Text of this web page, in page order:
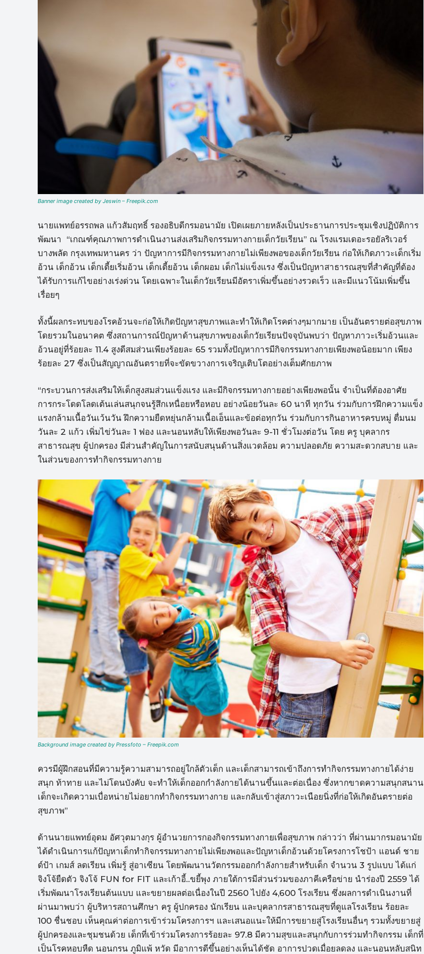
Banner image created by Jeswin – Freepik.com
นายแพทย์อรรถพล แก้วสัมฤทธิ์ รองอธิบดีกรมอนามัย เปิดเผยภายหลังเป็นประธานการประชุมเชิงปฏิบัติการ
พัฒนา “เกณฑ์คุณภาพการดำเนินงานส่งเสริมกิจกรรมทางกายเด็กวัยเรียน” ณ โรงแรมเดอะรอยัลริเวอร์
บางพลัด กรุงเทพมหานคร ว่า ปัญหาการมีกิจกรรมทางกายไม่เพียงพอของเด็กวัยเรียน ก่อให้เกิดภาวะเด็กเริ่ม
อ้วน เด็กอ้วน เด็กเตี้ยเริ่มอ้วน เด็กเตี้ยอ้วน เด็กผอม เด็กไม่แข็งแรง ซึ่งเป็นปัญหาสาธารณสุขที่สำคัญที่ต้อง
ได้รับการแก้ไขอย่างเร่งด่วน โดยเฉพาะในเด็กวัยเรียนมีอัตราเพิ่มขึ้นอย่างรวดเร็ว และมีแนวโน้มเพิ่มขึ้น
เรื่อยๆ
ทั้งนี้ผลกระทบของโรคอ้วนจะก่อให้เกิดปัญหาสุขภาพและทำให้เกิดโรคต่างๆมากมาย เป็นอันตรายต่อสุขภาพ
โดยรวมในอนาคต ซึ่งสถานการณ์ปัญหาด้านสุขภาพของเด็กวัยเรียนปัจจุบันพบว่า ปัญหาภาวะเริ่มอ้วนและ
อ้วนอยู่ที่ร้อยละ 11.4 สูงดีสมส่วนเพียงร้อยละ 65 รวมทั้งปัญหาการมีกิจกรรมทางกายเพียงพอน้อยมาก เพียง
ร้อยละ 27 ซึ่งเป็นสัญญาณอันตรายที่จะขัดขวางการเจริญเติบโตอย่างเต็มศักยภาพ
“กระบวนการส่งเสริมให้เด็กสูงสมส่วนแข็งแรง และมีกิจกรรมทางกายอย่างเพียงพอนั้น จำเป็นที่ต้องอาศัย
การกระโดดโลดเต้นเล่นสนุกจนรู้สึกเหนื่อยหรือหอบ อย่างน้อยวันละ 60 นาที ทุกวัน ร่วมกับการฝึกความแข็ง
แรงกล้ามเนื้อวันเว้นวัน ฝึกความยืดหยุ่นกล้ามเนื้อเอ็นและข้อต่อทุกวัน ร่วมกับการกินอาหารครบหมู่ ดื่มนม
วันละ 2 แก้ว เพิ่มไข่วันละ 1 ฟอง และนอนหลับให้เพียงพอวันละ 9-11 ชั่วโมงต่อวัน โดย ครู บุคลากร
สาธารณสุข ผู้ปกครอง มีส่วนสำคัญในการสนับสนุนด้านสิ่งแวดล้อม ความปลอดภัย ความสะดวกสบาย และ
ในส่วนของการทำกิจกรรมทางกาย
Background image created by Pressfoto – Freepik.com
ควรมีผู้ฝึกสอนที่มีความรู้ความสามารถอยู่ใกล้ตัวเด็ก และเด็กสามารถเข้าถึงการทำกิจกรรมทางกายได้ง่าย
สนุก ท้าทาย และไม่โดนบังคับ จะทำให้เด็กออกกำลังกายได้นานขึ้นและต่อเนื่อง ซึ่งหากขาดความสนุกสนาน
เด็กจะเกิดความเบื่อหน่ายไม่อยากทำกิจกรรมทางกาย และกลับเข้าสู่สภาวะเนือยนิ่งที่ก่อให้เกิดอันตรายต่อ
สุขภาพ”
ด้านนายแพทย์อุดม อัศวุตมางกุร ผู้อำนวยการกองกิจกรรมทางกายเพื่อสุขภาพ กล่าวว่า ที่ผ่านมากรมอนามัย
ได้ดำเนินการแก้ปัญหาเด็กทำกิจกรรมทางกายไม่เพียงพอและปัญหาเด็กอ้วนด้วยโครงการโชป้า แอนด์ ชาย
ด์ป้า เกมส์ ลดเรียน เพิ่มรู้ สู่อาเซียน โดยพัฒนานวัตกรรมออกกำลังกายสำหรับเด็ก จำนวน 3 รูปแบบ ได้แก่
จิงโจ้ยืดตัว จิงโจ้ FUN for FIT และเก้าอี้..ขยี้พุง ภายใต้การมีส่วนร่วมของภาคีเครือข่าย นำร่องปี 2559 ได้
เริ่มพัฒนาโรงเรียนต้นแบบ และขยายผลต่อเนื่องในปี 2560 ไปยัง 4,600 โรงเรียน ซึ่งผลการดำเนินงานที่
ผ่านมาพบว่า ผู้บริหารสถานศึกษา ครู ผู้ปกครอง นักเรียน และบุคลากรสาธารณสุขที่ดูแลโรงเรียน ร้อยละ
100 ชื่นชอบ เห็นคุณค่าต่อการเข้าร่วมโครงการฯ และเสนอแนะให้มีการขยายสู่โรงเรียนอื่นๆ รวมทั้งขยายสู่
ผู้ปกครองและชุมชนด้วย เด็กที่เข้าร่วมโครงการร้อยละ 97.8 มีความสุขและสนุกกับการร่วมทำกิจกรรม เด็กที่
เป็นโรคหอบหืด นอนกรน ภูมิแพ้ หวัด มีอาการดีขึ้นอย่างเห็นได้ชัด อาการปวดเมื่อยลดลง และนอนหลับสนิท